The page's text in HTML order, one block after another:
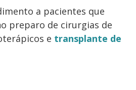
a pacientes que
preparo de cirurgias de
e transplante de